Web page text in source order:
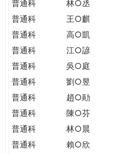
THE
PATH
CITIZENSHIP
普通科
林○丞
普通科
王○麒
普通科
高○凱
普通科
江○諺
普通科
吳○庭
普通科
劉○昱
普通科
趙○勛
普通科
陳○芬
普通科
林○晨
普通科
賴○欣